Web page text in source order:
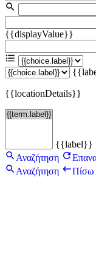
{{displayValue}}
{{locationDetails}}
{{label}}
Αναζήτηση
Αναζήτηση
Πίσω